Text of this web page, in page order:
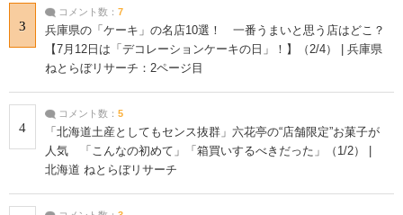
3
コメント数： 7
兵庫県の「ケーキ」の名店10選！ 一番うまいと思う店はどこ？
【7月12日は「デコレーションケーキの日」！】（2/4） | 兵庫県
ねとらぼリサーチ：2ページ目
4
コメント数： 5
「北海道土産としてもセンス抜群」六花亭の“店舗限定”お菓子が
人気 「こんなの初めて」「箱買いするべきだった」（1/2） |
北海道 ねとらぼリサーチ